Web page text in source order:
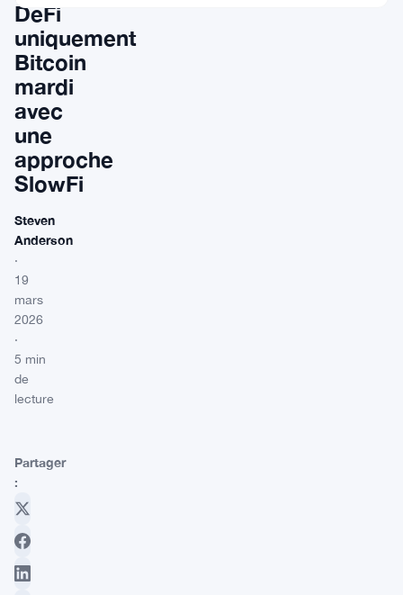
DeFi
uniquement
Bitcoin
mardi
avec
une
approche
SlowFi
Steven
Anderson
·
19
mars
2026
·
5 min
de
lecture
Partager
: